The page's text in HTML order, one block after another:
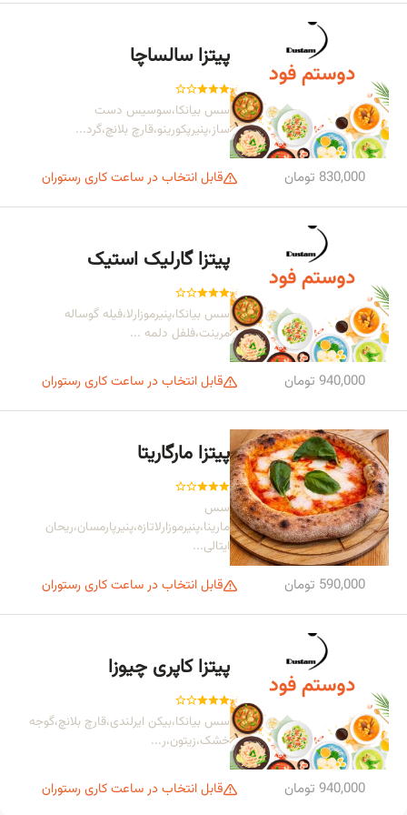
پیتزا سالساچا
سس بیانکا،سوسیس دست
ساز،پنیرپکورینو،قارچ بلانچ،گرد...
830,000 تومان قابل انتخاب در ساعت کاری رستوران
پیتزا گارلیک استیک
سس بیانکا،پنیرموزارلا،فیله گوساله
مرینت،فلفل دلمه ...
940,000 تومان قابل انتخاب در ساعت کاری رستوران
پیتزا مارگاریتا
سس
مارینا،پنیرموزارلاتازه،پنیرپارمسان،ریحان
ایتالی...
590,000 تومان قابل انتخاب در ساعت کاری رستوران
پیتزا کاپری چیوزا
سس بیانکا،بیکن ایرلندی،قارچ بلانچ،گوجه
خشک،زیتون،ر...
940,000 تومان قابل انتخاب در ساعت کاری رستوران